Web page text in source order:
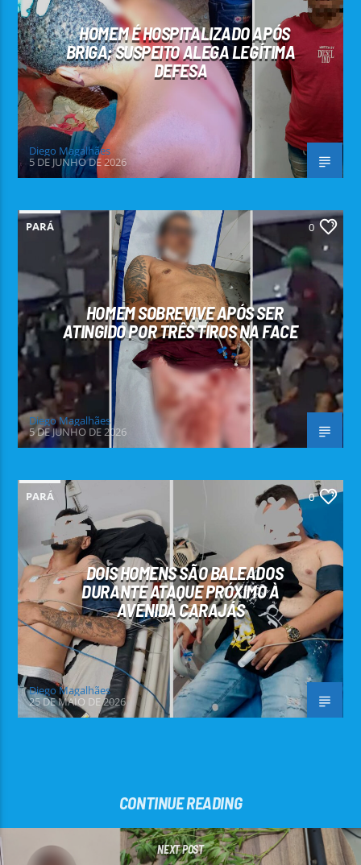
HOMEM É HOSPITALIZADO APÓS
BRIGA; SUSPEITO ALEGA LEGÍTIMA
DEFESA
Diego Magalhães
5 DE JUNHO DE 2026
PARÁ 0
HOMEM SOBREVIVE APÓS SER
ATINGIDO POR TRÊS TIROS NA FACE
Diego Magalhães
5 DE JUNHO DE 2026
PARÁ 0
DOIS HOMENS SÃO BALEADOS
DURANTE ATAQUE PRÓXIMO À
AVENIDA CARAJÁS
Diego Magalhães
25 DE MAIO DE 2026
CONTINUE READING
NEXT POST